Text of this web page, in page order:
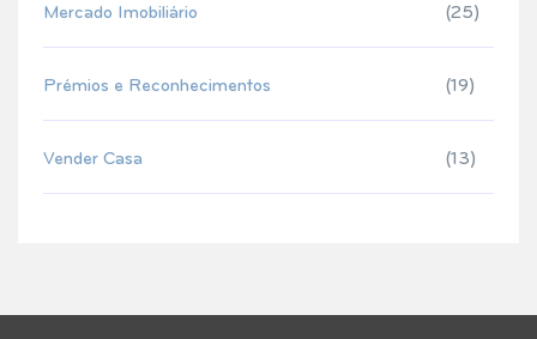
Mercado Imobiliário (25)
Prémios e Reconhecimentos (19)
Vender Casa (13)